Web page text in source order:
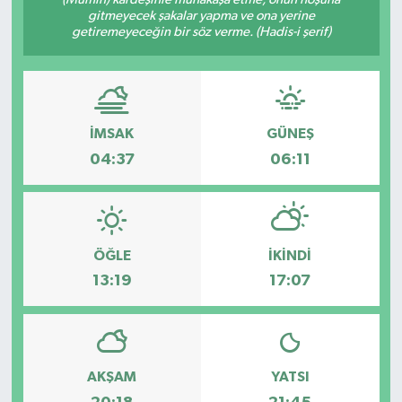
gitmeyecek şakalar yapma ve ona yerine
getiremeyeceğin bir söz verme. (Hadis-i şerif)
İMSAK
04:37
GÜNEŞ
06:11
ÖĞLE
13:19
İKINDI
17:07
AKŞAM YATSI
Hakkari Haber
KADIN
KÜLTÜR SANAT
MAGAZİN
MAKALE
POLİTİKA
REKLAM
SAĞLIK